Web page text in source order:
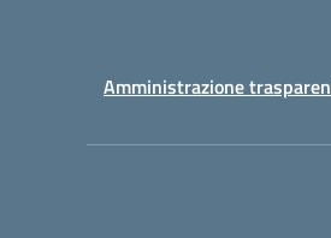
Amministrazione